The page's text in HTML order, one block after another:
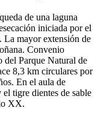
de una laguna
iniciada por el
mayor extensión de
Convenio
Parque Natural de
8,3 km circulares por
En el aula de
tigre dientes de sable
XX.